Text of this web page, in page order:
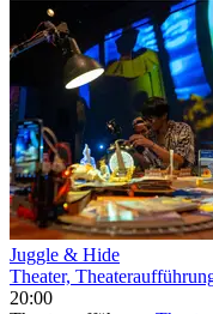
Juggle & Hide
Theater,
20:00